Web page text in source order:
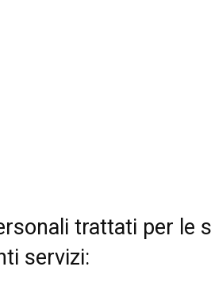
trattati per le
servizi: